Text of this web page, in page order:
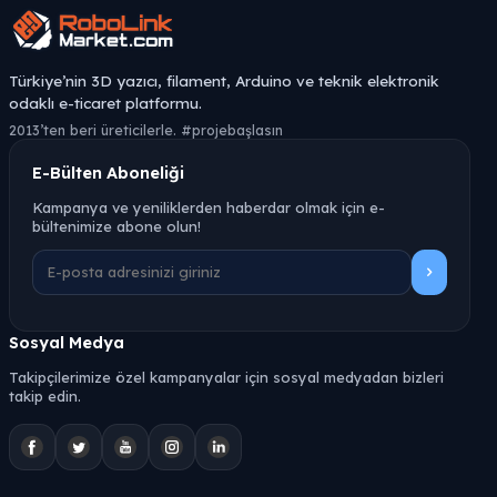
Türkiye’nin 3D yazıcı, filament, Arduino ve teknik elektronik
odaklı e-ticaret platformu.
2013’ten beri üreticilerle. #projebaşlasın
E-Bülten Aboneliği
Kampanya ve yeniliklerden haberdar olmak için e-
bültenimize abone olun!
Sosyal Medya
Takipçilerimize özel kampanyalar için sosyal medyadan bizleri
takip edin.